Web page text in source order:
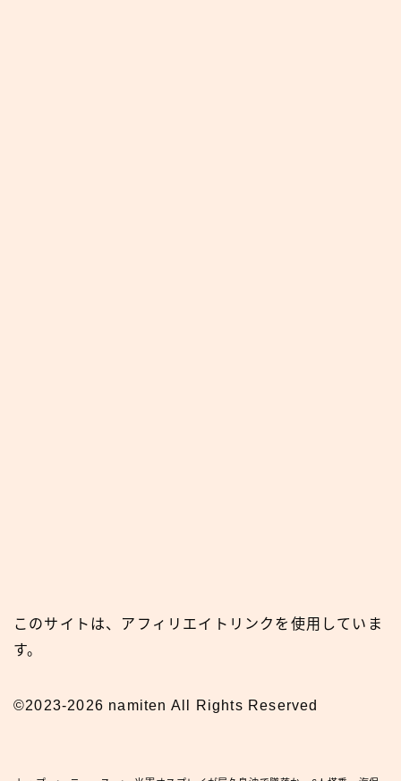
このサイトは、アフィリエイトリンクを使用していま
す。
©2023-2026 namiten All Rights Reserved